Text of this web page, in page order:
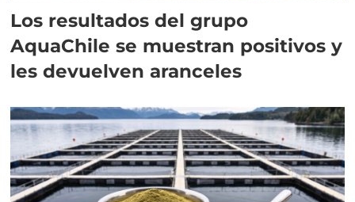
Los resultados del grupo
AquaChile se muestran positivos y
les devuelven aranceles